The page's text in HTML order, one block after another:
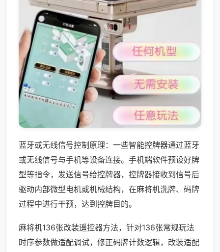
蓝牙或无线信号控制原理：一些智能控牌器通过蓝牙
或无线信号与手机等设备连接。手机端软件预设好牌
型等指令，发送信号给控牌器，控牌器接收到信号后
驱动内部微型电机或机械结构，在麻将机洗牌、码牌
过程中进行干预，达到控牌目的。
麻将机136张改装遥控器方法，针对136张常规玩法
时序参数做适配调试，修正码牌计数逻辑，改装适配